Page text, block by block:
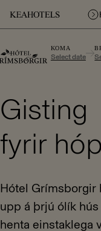
KOMA
Select date
Gisting
fyrir
Hótel Grímsborgir
upp á þrjú ólík hús
henta einstaklega